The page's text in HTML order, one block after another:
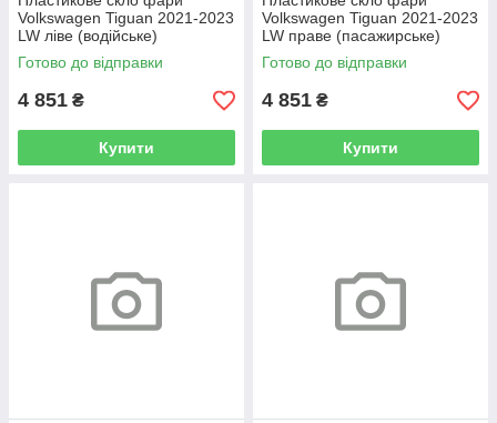
Volkswagen Tiguan 2021-2023
LW ліве (водійське)
Готово до відправки
4 851 ₴
Купити
Volkswagen Tiguan 2021-2023
LW праве (пасажирське)
Готово до відправки
4 851 ₴
Купити